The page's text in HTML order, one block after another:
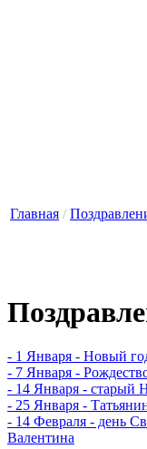
Главная /
- 1 Января - Новый
- 7 Января -
- 14 Января - старый
- 25 Января -
- 14 Февраля - день
Валентина